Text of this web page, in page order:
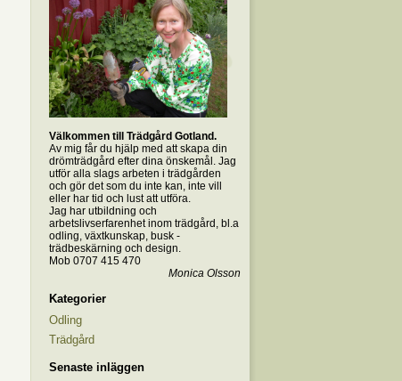
Välkommen till Trädgård Gotland.
Av mig får du hjälp med att skapa din
drömträdgård efter dina önskemål. Jag
utför alla slags arbeten i trädgården
och gör det som du inte kan, inte vill
eller har tid och lust att utföra.
Jag har utbildning och
arbetslivserfarenhet inom trädgård, bl.a
odling, växtkunskap, busk -
trädbeskärning och design.
Mob 0707 415 470
Monica Olsson
Kategorier
Odling
Trädgård
Senaste inläggen